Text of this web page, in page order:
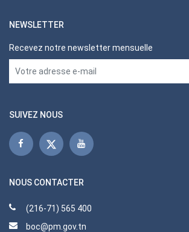
NEWSLETTER
Recevez notre newsletter mensuelle
SUIVEZ NOUS
NOUS CONTACTER
(216-71) 565 400
boc@pm.gov.tn